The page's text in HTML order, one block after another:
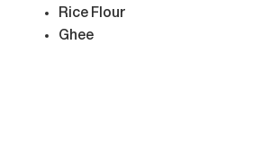
Rice Flour
Ghee